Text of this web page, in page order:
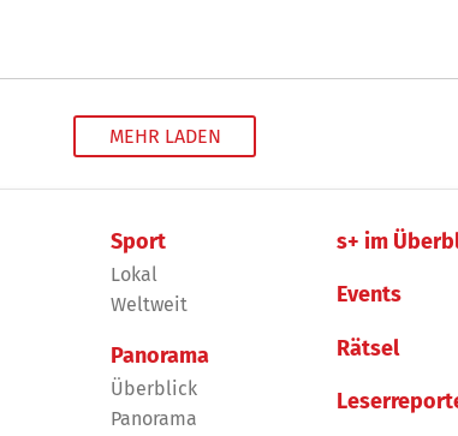
MEHR LADEN
Sport
Lokal
Weltweit
Panorama
Überblick
Panorama
s+ im
Events
Rätsel